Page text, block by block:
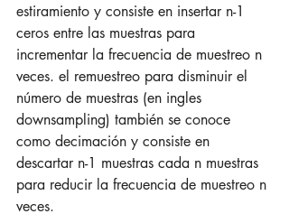
estiramiento y consiste en insertar n-1
ceros entre las muestras para
incrementar la frecuencia de muestreo n
veces. el remuestreo para disminuir el
número de muestras (en ingles
downsampling) también se conoce
como decimación y consiste en
descartar n-1 muestras cada n muestras
para reducir la frecuencia de muestreo n
veces.